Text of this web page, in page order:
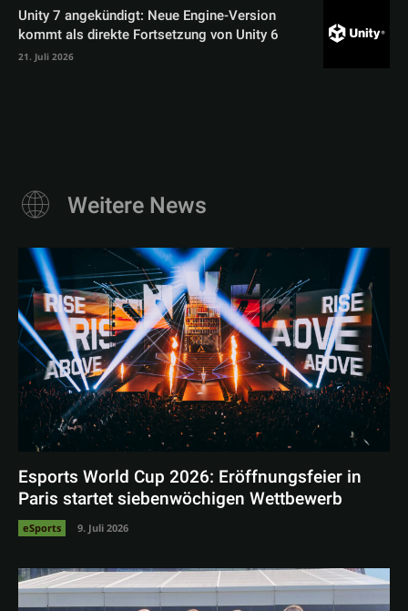
Unity 7 angekündigt: Neue Engine-Version
kommt als direkte Fortsetzung von Unity 6
21. Juli 2026
Weitere News
Esports World Cup 2026: Eröffnungsfeier in
Paris startet siebenwöchigen Wettbewerb
eSports 9. Juli 2026